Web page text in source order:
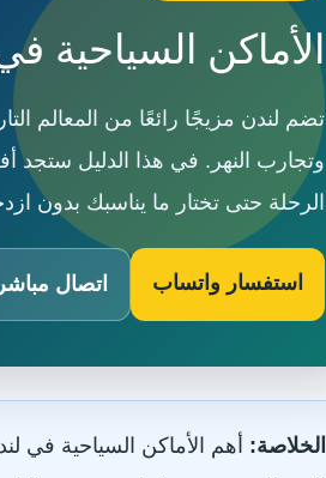
الأماكن السياحية
تضم لندن مزيجًا رائعًا من المعالم
وتجارب النهر. في هذا الدليل ستجد
الرحلة حتى تختار ما يناسبك بدون
استفسار واتساب اتصال مباشر
الخلاصة: أهم الأماكن السياحية في